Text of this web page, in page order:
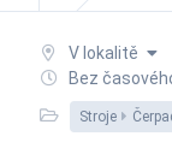
V lokalitě
Bez
Stroje